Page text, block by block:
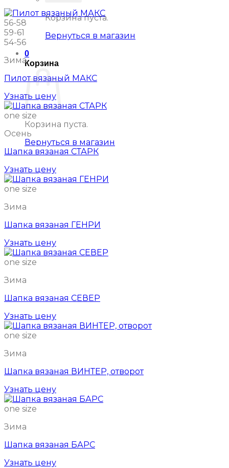
Корзина пуста.
Вернуться в магазин
0
Корзина
Корзина пуста.
Вернуться в магазин
56-58
59-61
54-56
Зима
Пилот вязаный МАКС
Узнать цену
one size
Осень
Шапка вязаная СТАРК
Узнать цену
one size
Зима
Шапка вязаная ГЕНРИ
Узнать цену
one size
Зима
Шапка вязаная СЕВЕР
Узнать цену
one size
Зима
Шапка вязаная ВИНТЕР, отворот
Узнать цену
one size
Зима
Шапка вязаная БАРС
Узнать цену